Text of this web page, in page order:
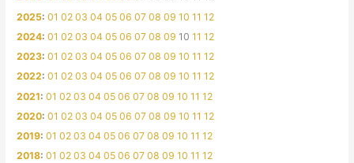
2025:01 02 03 04 05 06 07 08 09 10 11 12
2024:01 02 03 04 05 06 07 08 09 10 11 12
2023:01 02 03 04 05 06 07 08 09 10 11 12
2022:01 02 03 04 05 06 07 08 09 10 11 12
2021:01 02 03 04 05 06 07 08 09 10 11 12
2020:01 02 03 04 05 06 07 08 09 10 11 12
2019:01 02 03 04 05 06 07 08 09 10 11 12
2018:01 02 03 04 05 06 07 08 09 10 11 12